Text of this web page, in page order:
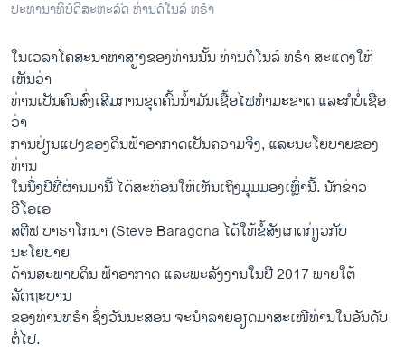
ລາຍການກະຈາຍສຽງ
ລາຍງານ
ຕິດຕາມພວກເຮົາ ທີ່
ພາສາຕ່າງໆ
ປະທານາທິບໍດີສະຫະລັດ ທ່ານດໍໂນລ໌ ທຣຳ
ໃນເວລາໂຄສະນາຫາສຽງຂອງທ່ານນັ້ນ ທ່ານດໍໂນລ໌ ທຣຳ ສະແດງໃຫ້
ເຫັນວ່າ
ທ່ານເປັນຄົນສົ່ງເສີມການຂຸດຄົ້ນນໍ້າມັນເຊື້ອໄຟທໍາມະຊາດ ແລະກໍບໍ່ເຊື່ອ
ວ່າ
ການປ່ຽນແປງຂອງດິນຟ້າອາກາດເປັນຄວາມຈິງ, ແລະນະໂຍບາຍຂອງ
ທ່ານ
ໃນນຶ່ງປີທີ່ຜ່ານມານີ້ ໄດ້ສະທ້ອນໃຫ້ເຫັນເຖິງມຸມມອງເຫຼົ່ານີ້. ນັກຂ່າວ
ວີໂອເອ
ສຕີຟ ບາຣາໂກນາ (Steve Baragona ໄດ້ໃຫ້ຂໍ້ສັງເກດກ່ຽວກັບ
ນະໂຍບາຍ
ດ້ານສະພາບດິນ ຟ້າອາກາດ ແລະພະລັງງານໃນປີ 2017 ພາຍໃຕ້
ລັດຖະບານ
ຂອງທ່ານທຣຳ ຊຶ່ງ​ວັນນະ​ສອນ​ ຈະນຳ​ລາຍ​ອຽດມາສະ​ເໜີ​ທ່ານ​ໃນ​ອັນ​ດັບ​
ຕໍ່​ໄປ.